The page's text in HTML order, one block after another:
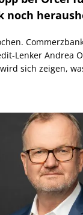
noch
Lenker Andrea
sich zeigen,